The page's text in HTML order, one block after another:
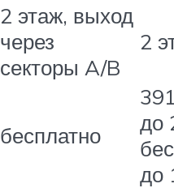
2 этаж, выход
через
секторы A/B
2
бесплатно
до
до